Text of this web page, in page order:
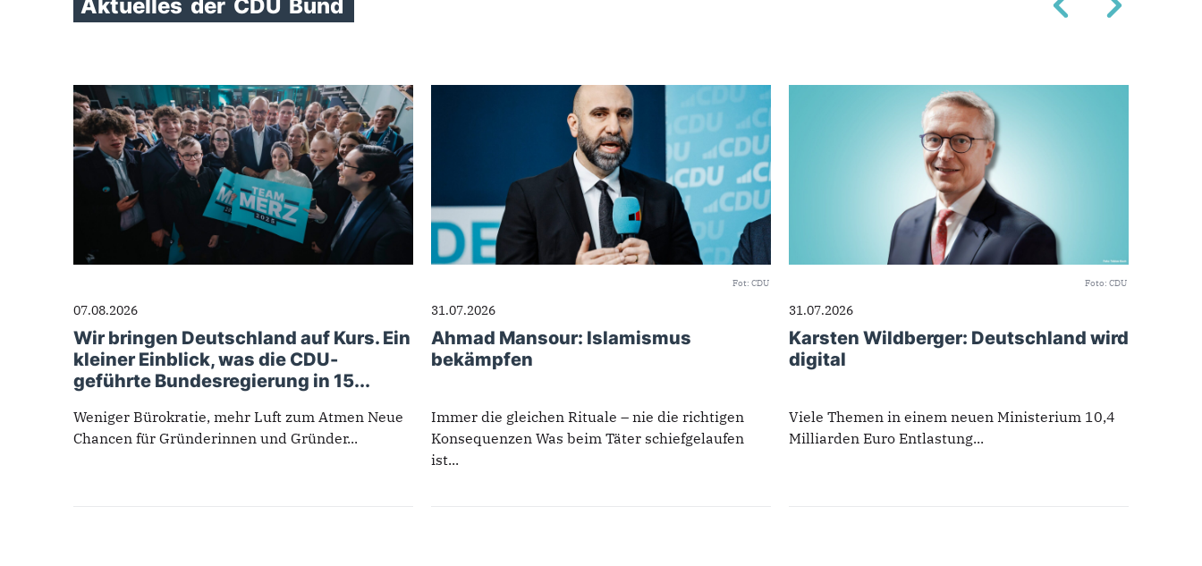
Aktuelles der CDU Bund
07.08.2026
Wir bringen Deutschland auf Kurs. Ein
kleiner Einblick, was die CDU-
geführte Bundesregierung in 15...
Weniger Bürokratie, mehr Luft zum Atmen Neue
Chancen für Gründerinnen und Gründer...
Fot: CDU
31.07.2026
Ahmad Mansour: Islamismus
bekämpfen
Immer die gleichen Rituale – nie die richtigen
Konsequenzen Was beim Täter schiefgelaufen
ist...
Foto: CDU
31.07.2026
Karsten Wildberger: Deutschland wird
digital
Viele Themen in einem neuen Ministerium 10,4
Milliarden Euro Entlastung...